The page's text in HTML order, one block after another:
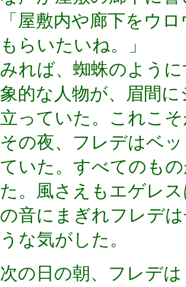
「屋敷内や廊下をウ
もらいたいね。」
みれば、蜘蛛のよう
象的な人物が、眉間
立っていた。これこ
その夜、フレデはベ
ていた。すべてのも
た。風さえもエゲレ
の音にまぎれフレデ
うな気がした。
次の日の朝、フレデ